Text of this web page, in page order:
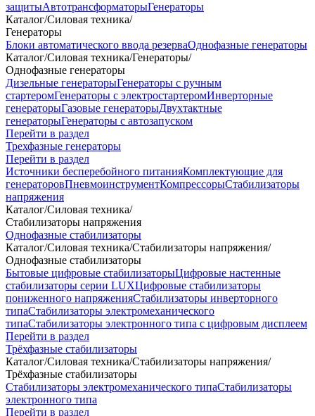
защитыАвтотрансформаторыГенераторы
Каталог/Силовая техника/
Генераторы
Блоки автоматического ввода резерваОднофазные генераторы
Каталог/Силовая техника/Генераторы/
Однофазные генераторы
Дизельные генераторыГенераторы с ручным
стартеромГенераторы с электростартеромИнверторные
генераторыГазовые генераторыДвухтактные
генераторыГенераторы с автозапуском
Перейти в раздел
Трехфазные генераторы
Перейти в раздел
Источники бесперебойного питанияКомплектующие для
генераторовПневмоинструментКомпрессорыСтабилизаторы
напряжения
Каталог/Силовая техника/
Стабилизаторы напряжения
Однофазные стабилизаторы
Каталог/Силовая техника/Стабилизаторы напряжения/
Однофазные стабилизаторы
Бытовые цифровые стабилизаторыЦифровые настенные
стабилизаторы серии LUXЦифровые стабилизаторы
пониженного напряженияСтабилизаторы инверторного
типаСтабилизаторы электромеханического
типаСтабилизаторы электронного типа с цифровым дисплеем
Перейти в раздел
Трёхфазные стабилизаторы
Каталог/Силовая техника/Стабилизаторы напряжения/
Трёхфазные стабилизаторы
Стабилизаторы электромеханического типаСтабилизаторы
электронного типа
Перейти в раздел